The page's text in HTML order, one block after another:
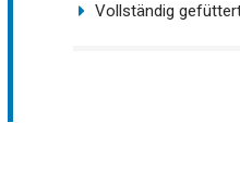
Vollständig